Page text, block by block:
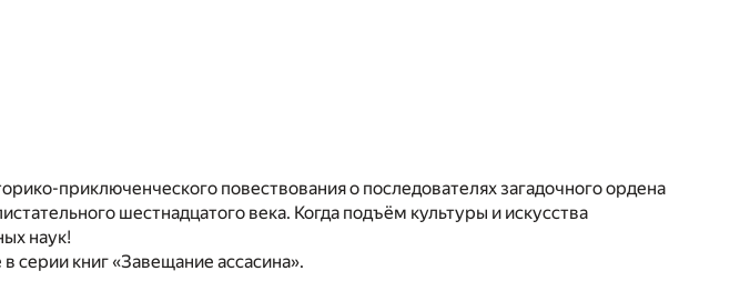
приключенческого повествования о последователях загадочного ордена
шестнадцатого века. Когда подъём культуры и искусства
наук!
серии книг «Завещание ассасина».